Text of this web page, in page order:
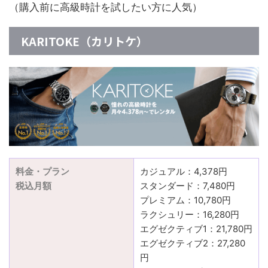
（購入前に高級時計を試したい方に人気）
KARITOKE（カリトケ）
料金・プラン
税込月額
カジュアル：4,378円
スタンダード：7,480円
プレミアム：10,780円
ラクシュリー：16,280円
エグゼクティブ1：21,780円
エグゼクティブ2：27,280
円